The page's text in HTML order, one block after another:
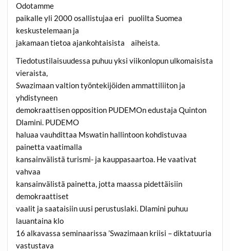
Odotamme
paikalle yli 2000 osallistujaa eri puolilta Suomea
keskustelemaan ja
jakamaan tietoa ajankohtaisista aiheista.
Tiedotustilaisuudessa puhuu yksi viikonlopun ulkomaisista
vieraista,
Swazimaan valtion työntekijöiden ammattiliiton ja
yhdistyneen
demokraattisen opposition PUDEMOn edustaja Quinton
Dlamini. PUDEMO
haluaa vauhdittaa Mswatin hallintoon kohdistuvaa
painetta vaatimalla
kansainvälistä turismi- ja kauppasaartoa. He vaativat
vahvaa
kansainvälistä painetta, jotta maassa pidettäisiin
demokraattiset
vaalit ja saataisiin uusi perustuslaki. Dlamini puhuu
lauantaina klo
16 alkavassa seminaarissa ’Swazimaan kriisi – diktatuuria
vastustava